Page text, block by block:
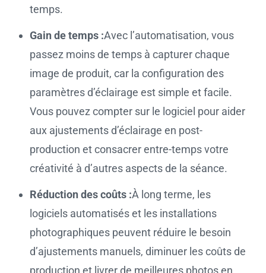
temps.
Gain de temps :Avec l’automatisation, vous
passez moins de temps à capturer chaque
image de produit, car la configuration des
paramètres d’éclairage est simple et facile.
Vous pouvez compter sur le logiciel pour aider
aux ajustements d’éclairage en post-
production et consacrer entre-temps votre
créativité à d’autres aspects de la séance.
Réduction des coûts :À long terme, les
logiciels automatisés et les installations
photographiques peuvent réduire le besoin
d’ajustements manuels, diminuer les coûts de
production et livrer de meilleures photos en